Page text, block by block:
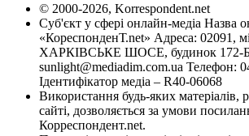
© 2000-2026, Korrespondent.net
Суб'єкт у сфері онлайн-медіа Назва
«КореспонденТ.net» Адреса: 02091,
ХАРКІВСЬКЕ ШОСЕ, будинок 172-Б,
sunlight@mediadim.com.ua Телефон:
Ідентифікатор медіа – R40-06068
Використання будь-яких матеріалів,
сайті, дозволяється за умови
Корреспондент.net.